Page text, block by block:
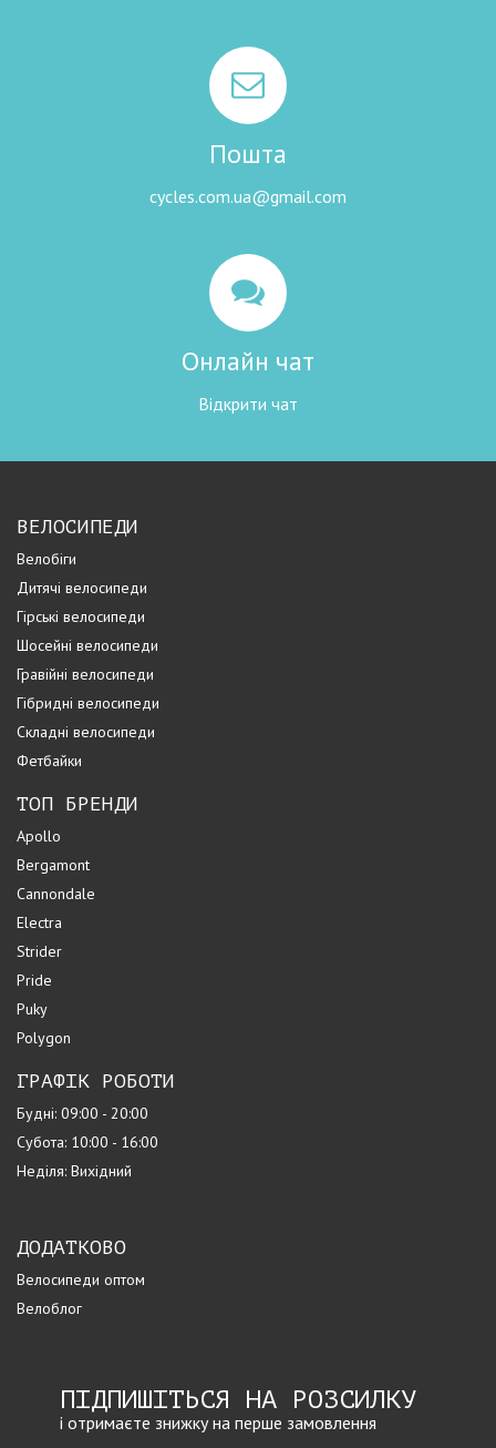
Пошта
cycles.com.ua@gmail.com
Онлайн чат
Відкрити чат
ВЕЛОСИПЕДИ
Велобіги
Дитячі велосипеди
Гірські велосипеди
Шосейні велосипеди
Гравійні велосипеди
Гібридні велосипеди
Складні велосипеди
Фетбайки
ТОП БРЕНДИ
Apollo
Bergamont
Cannondale
Electra
Strider
Pride
Puky
Polygon
ГРАФІК РОБОТИ
Будні: 09:00 - 20:00
Субота: 10:00 - 16:00
Неділя: Вихідний
ДОДАТКОВО
Велосипеди оптом
Велоблог
ПІДПИШІТЬСЯ НА РОЗСИЛКУ
і отримаєте знижку на перше замовлення